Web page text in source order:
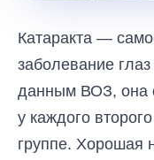
Катаракта —
заболевание
данным ВОЗ, она
у каждого
группе. Хорошая